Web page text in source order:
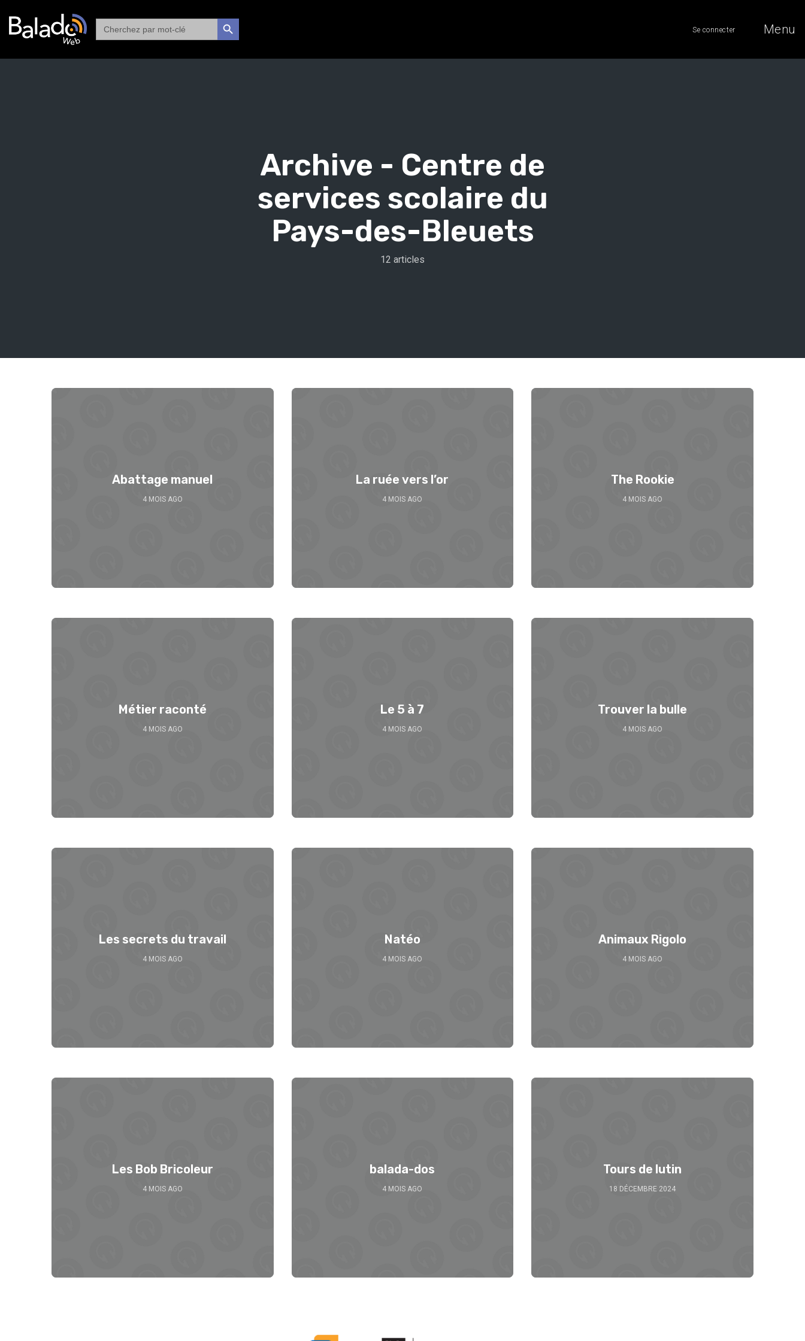
Search
for:
SEARCH BUTTON Se connecter Menu
Archive - Centre de
services scolaire du
Pays-des-Bleuets
12 articles
Abattage manuel
4 MOIS AGO
La ruée vers l’or
4 MOIS AGO
The Rookie
4 MOIS AGO
Métier raconté
4 MOIS AGO
Le 5 à 7
4 MOIS AGO
Trouver la bulle
4 MOIS AGO
Les secrets du travail
4 MOIS AGO
Natéo
4 MOIS AGO
Animaux Rigolo
4 MOIS AGO
Les Bob Bricoleur
4 MOIS AGO
balada-dos
4 MOIS AGO
Tours de lutin
18 DÉCEMBRE 2024